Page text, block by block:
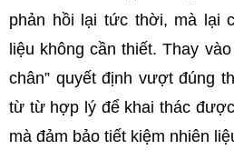
phản hồi lại tức thời, mà lại
liệu không cần thiết. Thay
chân” quyết định vượt đúng
từ từ hợp lý để khai thác
mà đảm bảo tiết kiệm nhiên